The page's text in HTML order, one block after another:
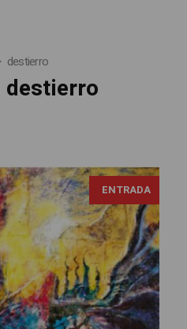
destierro
destierro
ENTRADA